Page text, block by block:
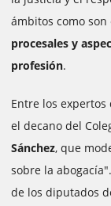
ámbitos como son
procesales y
profesión.
Entre los
el decano del
Sánchez, que
sobre la
de los diputados